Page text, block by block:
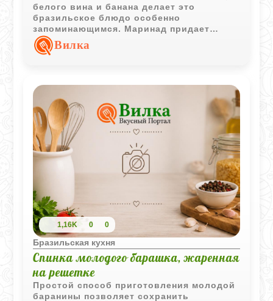
белого вина и банана делает это
бразильское блюдо особенно
запоминающимся. Маринад придает
печени мягкость и аромат, а фруктовая
нотка добавляет соусу оригинальный
Вилка
1,16K 0 0
Бразильская кухня
Спинка молодого барашка, жаренная
на решетке
Простой способ приготовления молодой
баранины позволяет сохранить